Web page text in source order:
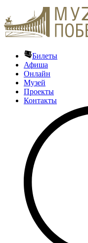
Билеты
Афиша
Онлайн
Музей
Проекты
Контакты